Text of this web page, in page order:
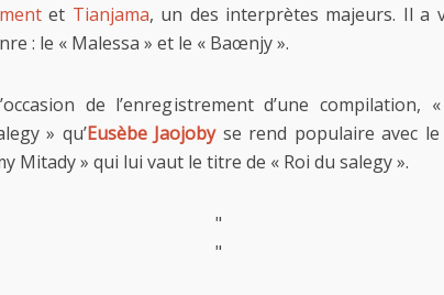
et Tianjama, un des interprètes majeurs. Il a
: le « Malessa » et le « Baœnjy ».
de l’enregistrement d’une compilation,
» qu’Eusèbe Jaojobyse rend populaire avec le
Mitady » qui lui vaut le titre de « Roi du salegy ».
"
"